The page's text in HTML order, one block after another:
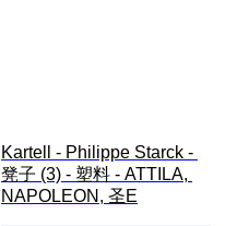
Kartell - Philippe Starck -
凳子 (3) - 塑料 - ATTILA,
NAPOLEON, 圣E